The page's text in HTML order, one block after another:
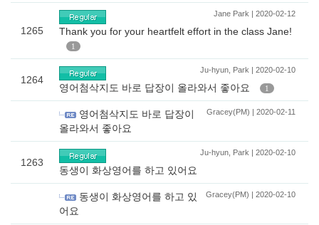
1265
Jane Park | 2020-02-12
Thank you for your heartfelt effort in the class Jane!
1
1264
Ju-hyun, Park | 2020-02-10
영어첨삭지도 바로 답장이 올라와서 좋아요 1
Gracey(PM) | 2020-02-11
영어첨삭지도 바로 답장이
올라와서 좋아요
1263
Ju-hyun, Park | 2020-02-10
동생이 화상영어를 하고 있어요
Gracey(PM) | 2020-02-10
동생이 화상영어를 하고 있
어요